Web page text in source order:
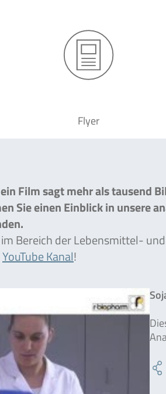
Flyer
Film sagt mehr als tausend
Sie einen Einblick in unsere
Bereich der Lebensmittel-
YouTube Kanal!